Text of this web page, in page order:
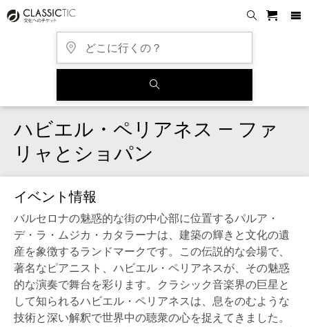
ハビエル・ペリアネス — ファ
リャとショパン
イベント情報
バルセロナの魅惑的な街の中心部に位置するパルア・
デ・ラ・ムジカ・カタラーナは、建築の輝きと文化の遺
産を象徴するランドマークです。この伝説的な会場で、
著名なピアニスト、ハビエル・ペリアネスが、その魅惑
的な演奏で舞台を彩ります。クラシック音楽界の巨星と
して知られるハビエル・ペリアネスは、息をのむような
技術と深い解釈で世界中の聴衆の心を捉えてきました。